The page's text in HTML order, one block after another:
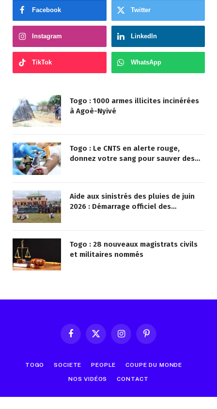
Facebook Twitter
Instagram LinkedIn
TikTok WhatsApp
Togo : 1000 armes illicites incinérées
à Agoè-Nyivé
Togo : Le CNTS en alerte rouge,
donnez votre sang pour sauver des
Aide aux sinistrés des pluies de juin
2026 : Démarrage officiel des
Togo : 28 nouveaux magistrats civils
et militaires nommés
FacebookX
InstagramPinterest
TOGO SOCIETE PEOPLE COUPE DU MONDE
NOS VIDÉOS CONTACT